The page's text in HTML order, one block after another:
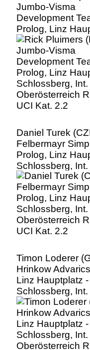
Jumbo-Visma
Development
Prolog, Linz
Schlossberg,
Oberösterreich
UCI Kat. 2.2
Daniel Turek
Felbermayr
Prolog, Linz
Schlossberg,
Oberösterreich
UCI Kat. 2.2
Timon Loderer
Hrinkow
Linz Hauptplatz -
Schlossberg,
Oberösterreich
UCI Kat. 2.2